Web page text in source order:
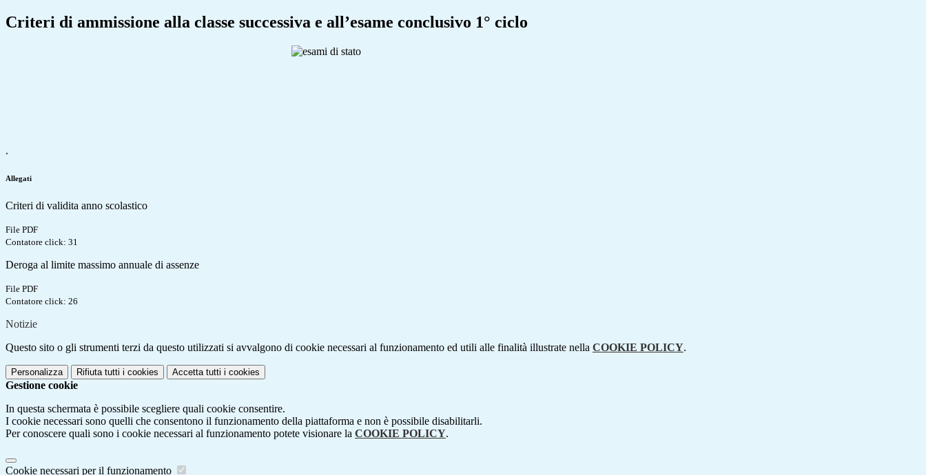
Criteri di ammissione alla classe successiva e all’esame conclusivo 1° ciclo
.
Allegati
Criteri di validita anno scolastico
File PDF
Contatore click: 31
Deroga al limite massimo annuale di assenze
File PDF
Contatore click: 26
Notizie
Questo sito o gli strumenti terzi da questo utilizzati si avvalgono di cookie necessari al funzionamento ed utili alle finalità illustrate nella COOKIE POLICY.
Personalizza Rifiuta tutti i cookies Accetta tutti i cookies
Gestione cookie
In questa schermata è possibile scegliere quali cookie consentire.
I cookie necessari sono quelli che consentono il funzionamento della piattaforma e non è possibile disabilitarli.
Per conoscere quali sono i cookie necessari al funzionamento potete visionare la COOKIE POLICY.
Cookie necessari per il funzionamento